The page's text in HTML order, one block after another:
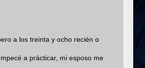
a los treinta y ocho recién o
a prácticar, mi esposo me